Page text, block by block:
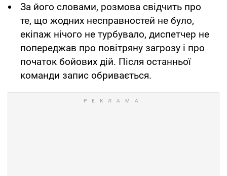
За його словами, розмова свідчить про
те, що жодних несправностей не було,
екіпаж нічого не турбувало, диспетчер не
попереджав про повітряну загрозу і про
початок бойових дій. Після останньої
команди запис обривається.